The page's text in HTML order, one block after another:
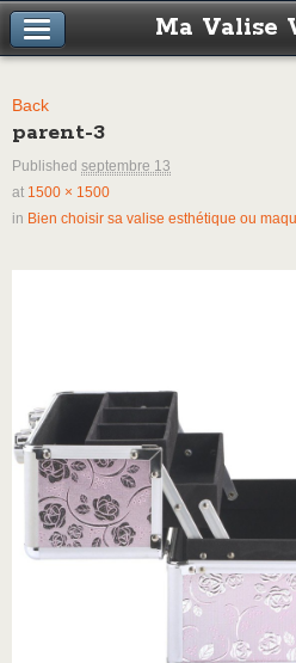
Ma Valise
Back
parent-3
Published septembre 13
at 1500 × 1500
in Bien choisir sa valise esthétique ou